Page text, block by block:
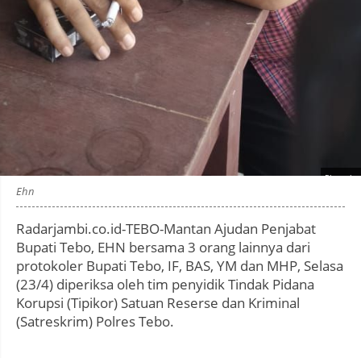
Photo by
Ehn
Radarjambi.co.id-TEBO-Mantan Ajudan Penjabat
Bupati Tebo, EHN bersama 3 orang lainnya dari
protokoler Bupati Tebo, IF, BAS, YM dan MHP, Selasa
(23/4) diperiksa oleh tim penyidik Tindak Pidana
Korupsi (Tipikor) Satuan Reserse dan Kriminal
(Satreskrim) Polres Tebo.